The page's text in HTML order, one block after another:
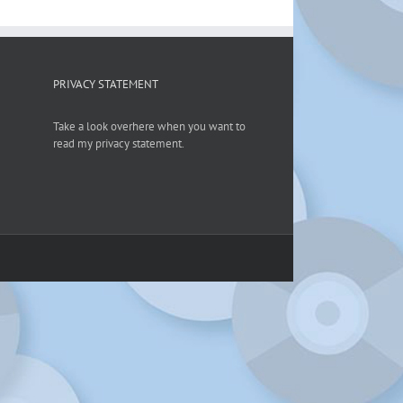
PRIVACY STATEMENT
Take a look overhere when you want to
read my privacy statement.